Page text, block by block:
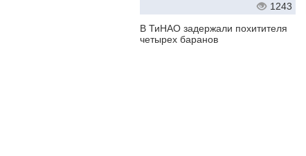
1243
В ТиНАО задержали похитителя
четырех баранов